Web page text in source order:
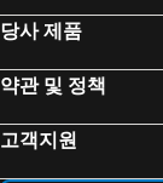
당사 제품
약관 및 정책
고객지원